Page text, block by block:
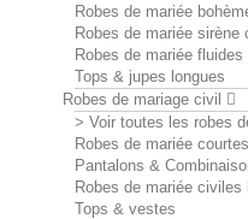
Robes de mariée
Robes de mariée sirène
Robes de mariée fluides
Tops & jupes longues
Robes de mariage civil
> Voir toutes les robes
Robes de mariée courtes
Pantalons &
Robes de mariée civiles
Tops & vestes